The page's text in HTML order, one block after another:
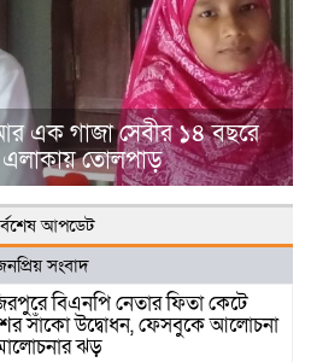
এক গাজা সেবীর ১৪ বছরে
এলাকায় তোলপাড়
আপডেট
সংবাদ
বিএনপি নেতার ফিতা কেটে
সাঁকো উদ্বোধন, ফেসবুকে আলোচনা
ঝড়